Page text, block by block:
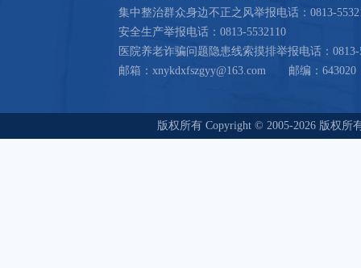
集中整治群众身边不正之风举报电话：0813-
安全生产举报电话：0813-5532110
医院养老诈骗问题隐患线索摸排举报电话：0813-
邮箱：xnykdxfszgyy@163.com 邮编：643020
版权所有 Copyright © 2005-2026 版权